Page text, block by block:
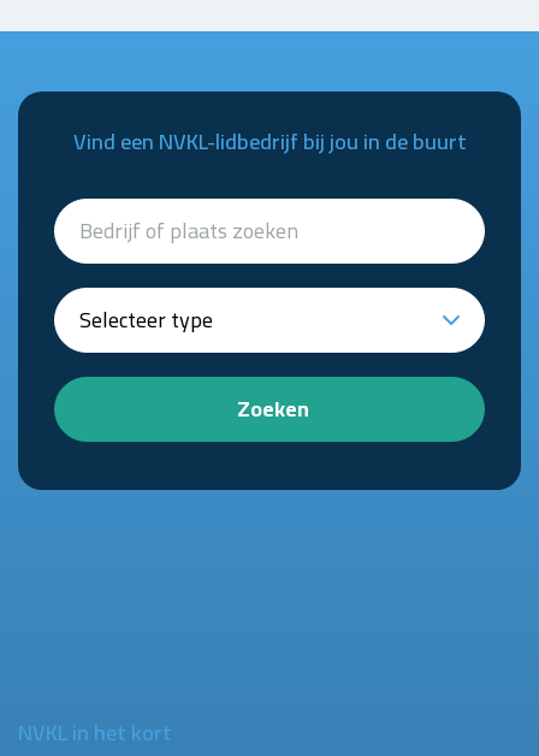
Vind een NVKL-lidbedrijf bij jou in de buurt
Zoeken
NVKL in het kort